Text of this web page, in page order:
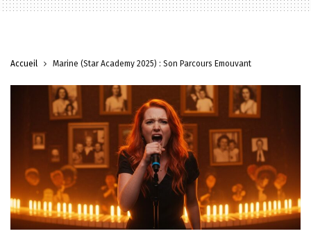
Accueil Marine (Star Academy 2025) : Son Parcours Émouvant